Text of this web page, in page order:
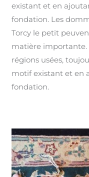
existant et en
fondation. Les
Torcy le petit
matière importante.
régions usées,
motif existant et en
fondation.